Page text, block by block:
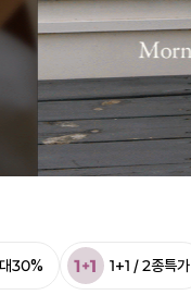
30% 1+1 / 2종특가